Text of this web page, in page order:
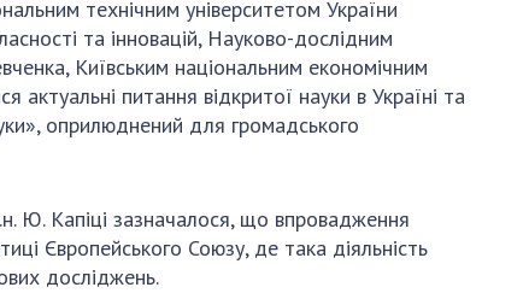
ЗАХОДИ
ОСОБИСТИЙ КАБІНЕТ
FAQ
технічним університетом України
та інновацій, Науково-дослідним
Київським національним економічним
питання відкритої науки в Україні та
оприлюднений для громадського
Ю. Капіці зазначалося, що впровадження
Європейського Союзу, де така діяльність
досліджень.